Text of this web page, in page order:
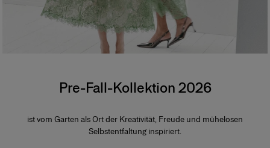
Pre-Fall-Kollektion 2026
ist vom Garten als Ort der Kreativität, Freude und mühelosen
Selbstentfaltung inspiriert.